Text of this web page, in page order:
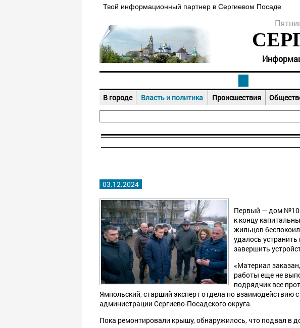
Твой информационный партнер в Сергиевом Посаде
В городе Власть и политика Происшествия
03.12.2024
Первый — дом
к концу
жильцов
удалось
завершить
⁣«Материал
работы еще не
подрядчик все
Ямпольский, старший эксперт отдела по
администрации Сергиево-Посадского округа.
⁣Пока ремонтировали крышу, обнаружилось, что подвал в